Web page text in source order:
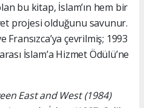
bu kitap, İslam’ın hem bir
projesi olduğunu savunur.
çevrilmiş; 1993
İslam’a Hizmet Ödülü’ne
East and West (1984)